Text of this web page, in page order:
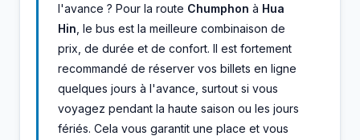
l'avance ? Pour la route Chumphon à Hua
Hin , le bus est la meilleure combinaison de
prix, de durée et de confort. Il est fortement
recommandé de réserver vos billets en ligne
quelques jours à l'avance, surtout si vous
voyagez pendant la haute saison ou les jours
fériés. Cela vous garantit une place et vous